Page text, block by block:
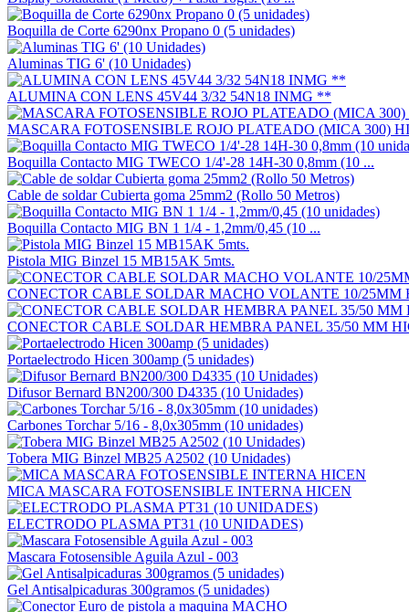
Boquilla de Corte 6290nx Propano 0 (5 unidades)
Aluminas TIG 6' (10 Unidades)
ALUMINA CON LENS 45V44 3/32 54N18 INMG **
MASCARA FOTOSENSIBLE ROJO PLATEADO (MICA 300)
Boquilla Contacto MIG TWECO 1/4'-28 14H-30 0,8mm (10 ...
Cable de soldar Cubierta goma 25mm2 (Rollo 50 Metros)
Boquilla Contacto MIG BN 1 1/4 - 1,2mm/0,45 (10 ...
Pistola MIG Binzel 15 MB15AK 5mts.
CONECTOR CABLE SOLDAR MACHO VOLANTE 10/25MM
CONECTOR CABLE SOLDAR HEMBRA PANEL 35/50 MM
Portaelectrodo Hicen 300amp (5 unidades)
Difusor Bernard BN200/300 D4335 (10 Unidades)
Carbones Torchar 5/16 - 8,0x305mm (10 unidades)
Tobera MIG Binzel MB25 A2502 (10 Unidades)
MICA MASCARA FOTOSENSIBLE INTERNA HICEN
ELECTRODO PLASMA PT31 (10 UNIDADES)
Mascara Fotosensible Aguila Azul - 003
Gel Antisalpicaduras 300gramos (5 unidades)